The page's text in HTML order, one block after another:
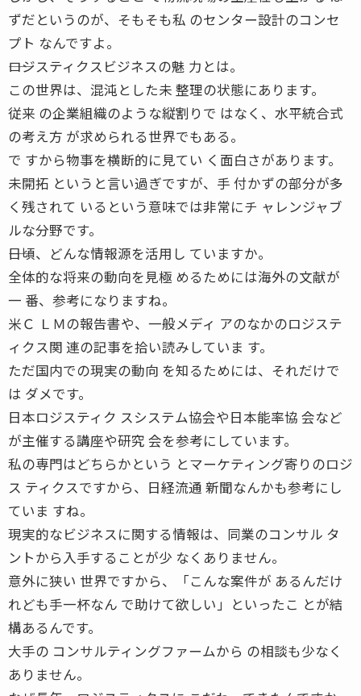
ずだというのが、そもそも私 のセンター設計のコンセ
プト なんですよ。
――ロジスティクスビジネスの魅 力とは。
この世界は、混沌とした未 整理の状態にあります。
従来 の企業組織のような縦割りで はなく、水平統合式
の考え方 が求められる世界でもある。
で すから物事を横断的に見てい く面白さがあります。
未開拓 というと言い過ぎですが、手 付かずの部分が多
く残されて いるという意味では非常にチ ャレンジャブ
ルな分野です。
――日頃、どんな情報源を活用し ていますか。
全体的な将来の動向を見極 めるためには海外の文献が
一 番、参考になりますね。
米Ｃ ＬＭの報告書や、一般メディ アのなかのロジステ
ィクス関 連の記事を拾い読みしていま す。
ただ国内での現実の動向 を知るためには、それだけで
は ダメです。
日本ロジスティク スシステム協会や日本能率協 会など
が主催する講座や研究 会を参考にしています。
私の専門はどちらかという とマーケティング寄りのロジ
ス ティクスですから、日経流通 新聞なんかも参考にし
ていま すね。
現実的なビジネスに関する情報は、同業のコンサル タ
ントから入手することが少 なくありません。
意外に狭い 世界ですから、「こんな案件が あるんだけ
れども手一杯なん で助けて欲しい」といったこ とが結
構あるんです。
大手の コンサルティングファームから の相談も少なく
ありません。